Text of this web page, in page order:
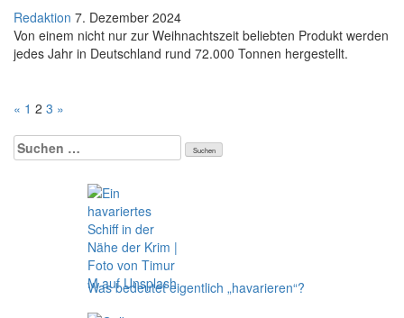
Redaktion 7. Dezember 2024
Von einem nicht nur zur Weihnachtszeit beliebten Produkt werden
jedes Jahr in Deutschland rund 72.000 Tonnen hergestellt.
Seitennummerierung
der
Beiträge
« 1 2 3 »
Suchen
nach:
Was bedeutet eigentlich „havarieren“?